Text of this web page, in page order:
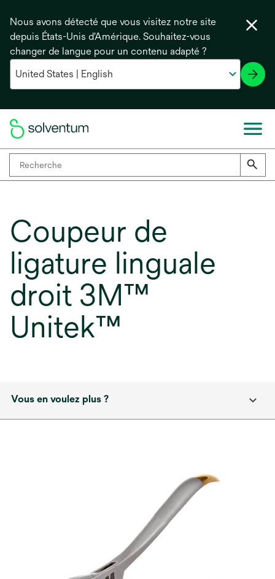
Nous avons détecté que vous visitez notre site
depuis États-Unis d'Amérique. Souhaitez-vous
changer de langue pour un contenu adapté ?
Coupeur de
ligature linguale
droit 3M™
Unitek™
Vous en voulez plus ?